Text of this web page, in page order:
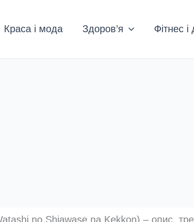
Краса і мода Здоров’я Фітнес і
no Shiawase na Kekkon) – опис,